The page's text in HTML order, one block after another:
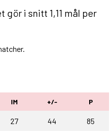
i snitt 1,11 mål per
IM +/- P
27 44 85